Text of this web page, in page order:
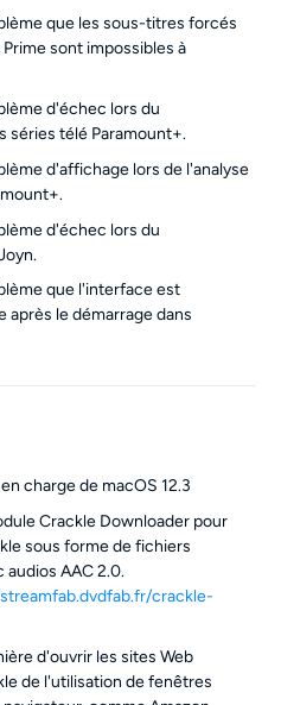
que les sous-titres forcés
sont impossibles à
d'échec lors du
séries télé Paramount+.
d'affichage lors de l'analyse
d'échec lors du
que l'interface est
le démarrage dans
charge de macOS 12.3
Crackle Downloader pour
sous forme de fichiers
AAC 2.0.
crackle-
d'ouvrir les sites Web
de l'utilisation de fenêtres